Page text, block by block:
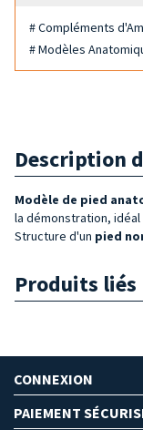
# Compléments
# Modèles
Description
Modèle de pied
la démonstration,
Structure d'un pied
Produits liés
CONNEXION
PAIEMENT